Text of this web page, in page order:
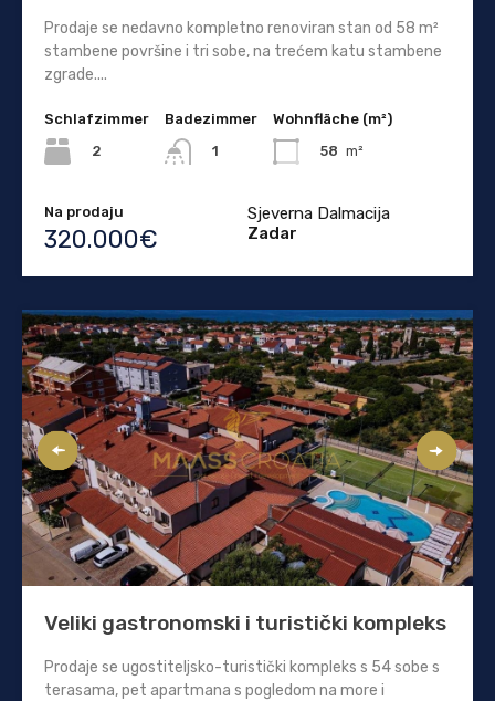
Prodaje se nedavno kompletno renoviran stan od 58 m²
stambene površine i tri sobe, na trećem katu stambene
zgrade....
Schlafzimmer
2
Badezimmer
1
Wohnfläche (m²)
58 m²
Na prodaju
320.000€
Sjeverna Dalmacija
Zadar
Veliki gastronomski i turistički kompleks
Prodaje se ugostiteljsko-turistički kompleks s 54 sobe s
terasama, pet apartmana s pogledom na more i